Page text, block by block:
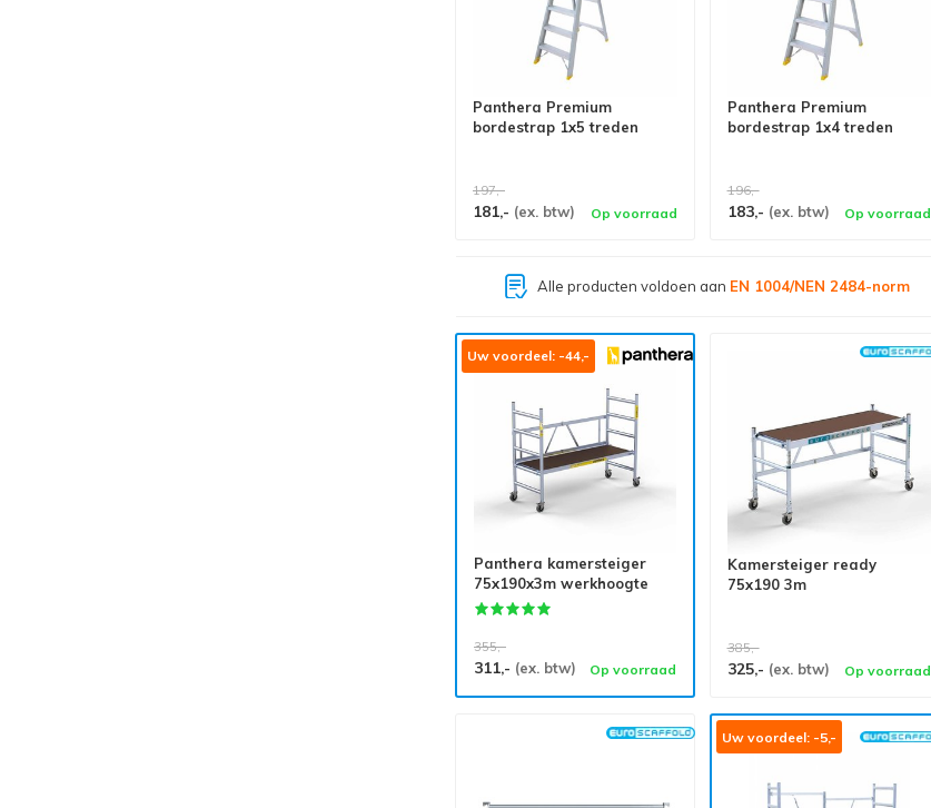
Panthera Premium
bordestrap 1x5 treden
197,-
181,- (ex. btw) Op voorraad
Panthera Premium
bordestrap 1x4 treden
196,-
183,- (ex. btw) Op voorraad
Grootste assortiment vanNederland
Uw voordeel: -44,-
Panthera kamersteiger
75x190x3m werkhoogte
355,-
311,- (ex. btw) Op voorraad
Kamersteiger ready
75x190 3m
385,-
325,- (ex. btw) Op voorraad
Uw voordeel: -5,-